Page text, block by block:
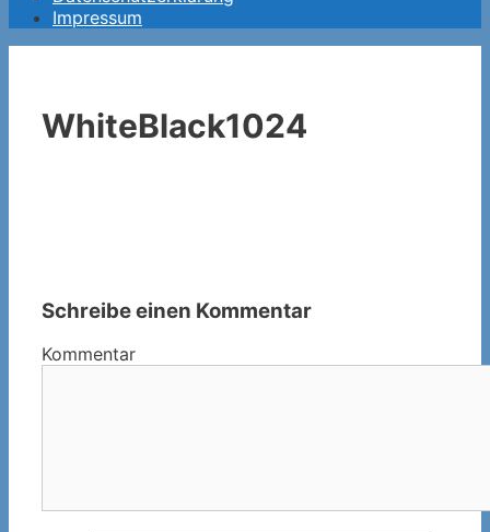
Impressum
WhiteBlack1024
Schreibe einen Kommentar
Kommentar